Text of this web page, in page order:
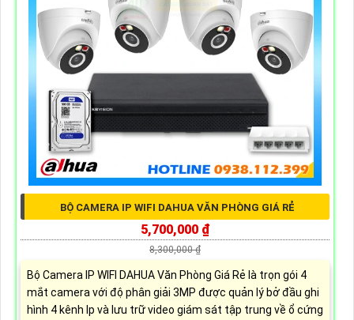
BỘ CAMERA IP WIFI DAHUA VĂN PHÒNG GIÁ RẺ
5,700,000 ₫
8,300,000 ₫
Bộ Camera IP WIFI DAHUA Văn Phòng Giá Rẻ là trọn gói 4
mắt camera với độ phân giải 3MP được quản lý bở đầu ghi
hình 4 kênh Ip và lưu trữ video giám sát tập trung về ổ cứng